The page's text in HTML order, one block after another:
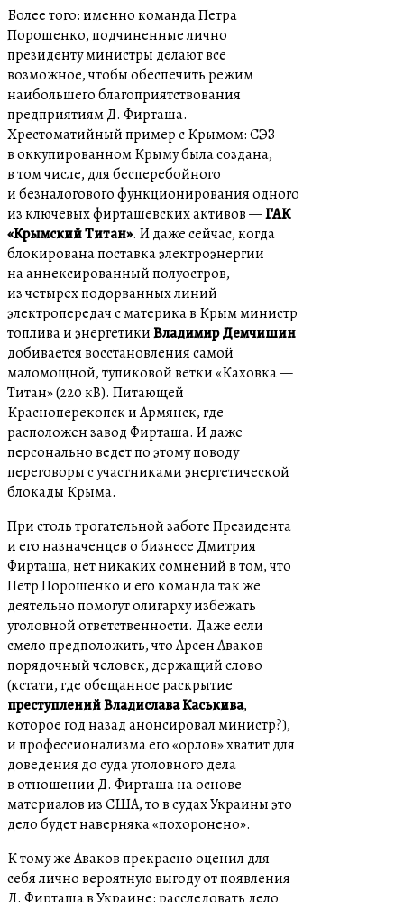
Более того: именно команда Петра
Порошенко, подчиненные лично
президенту министры делают все
возможное, чтобы обеспечить режим
наибольшего благоприятствования
предприятиям Д. Фирташа.
Хрестоматийный пример с Крымом: СЭЗ
в оккупированном Крыму была создана,
в том числе, для бесперебойного
и безналогового функционирования одного
из ключевых фирташевских активов —ГАК
«Крымский Титан». И даже сейчас, когда
блокирована поставка электроэнергии
на аннексированный полуостров,
из четырех подорванных линий
электропередач с материка в Крым министр
топлива и энергетикиВладимир Демчишин
добивается восстановления самой
маломощной, тупиковой ветки «Каховка —
Титан» (220 кВ). Питающей
Красноперекопск и Армянск, где
расположен завод Фирташа. И даже
персонально ведет по этому поводу
переговоры с участниками энергетической
блокады Крыма.
При столь трогательной заботе Президента
и его назначенцев о бизнесе Дмитрия
Фирташа, нет никаких сомнений в том, что
Петр Порошенко и его команда так же
деятельно помогут олигарху избежать
уголовной ответственности. Даже если
смело предположить, что Арсен Аваков —
порядочный человек, держащий слово
(кстати, где обещанное раскрытие
преступлений Владислава Каськива,
которое год назад анонсировал министр?),
и профессионализма его «орлов» хватит для
доведения до суда уголовного дела
в отношении Д. Фирташа на основе
материалов из США, то в судах Украины это
дело будет наверняка «похоронено».
К тому же Аваков прекрасно оценил для
себя лично вероятную выгоду от появления